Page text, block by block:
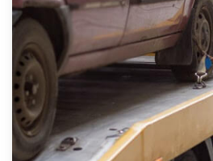
aanvragen? Dat kan via de
kenteken in en druk op
Wij kunnen u helpen met de
eigenlijk alle merken, zoals Alfa
Chevrolet, Citroën, Dacia, Fiat,
Kia, Mazda, Mercedes Benz,